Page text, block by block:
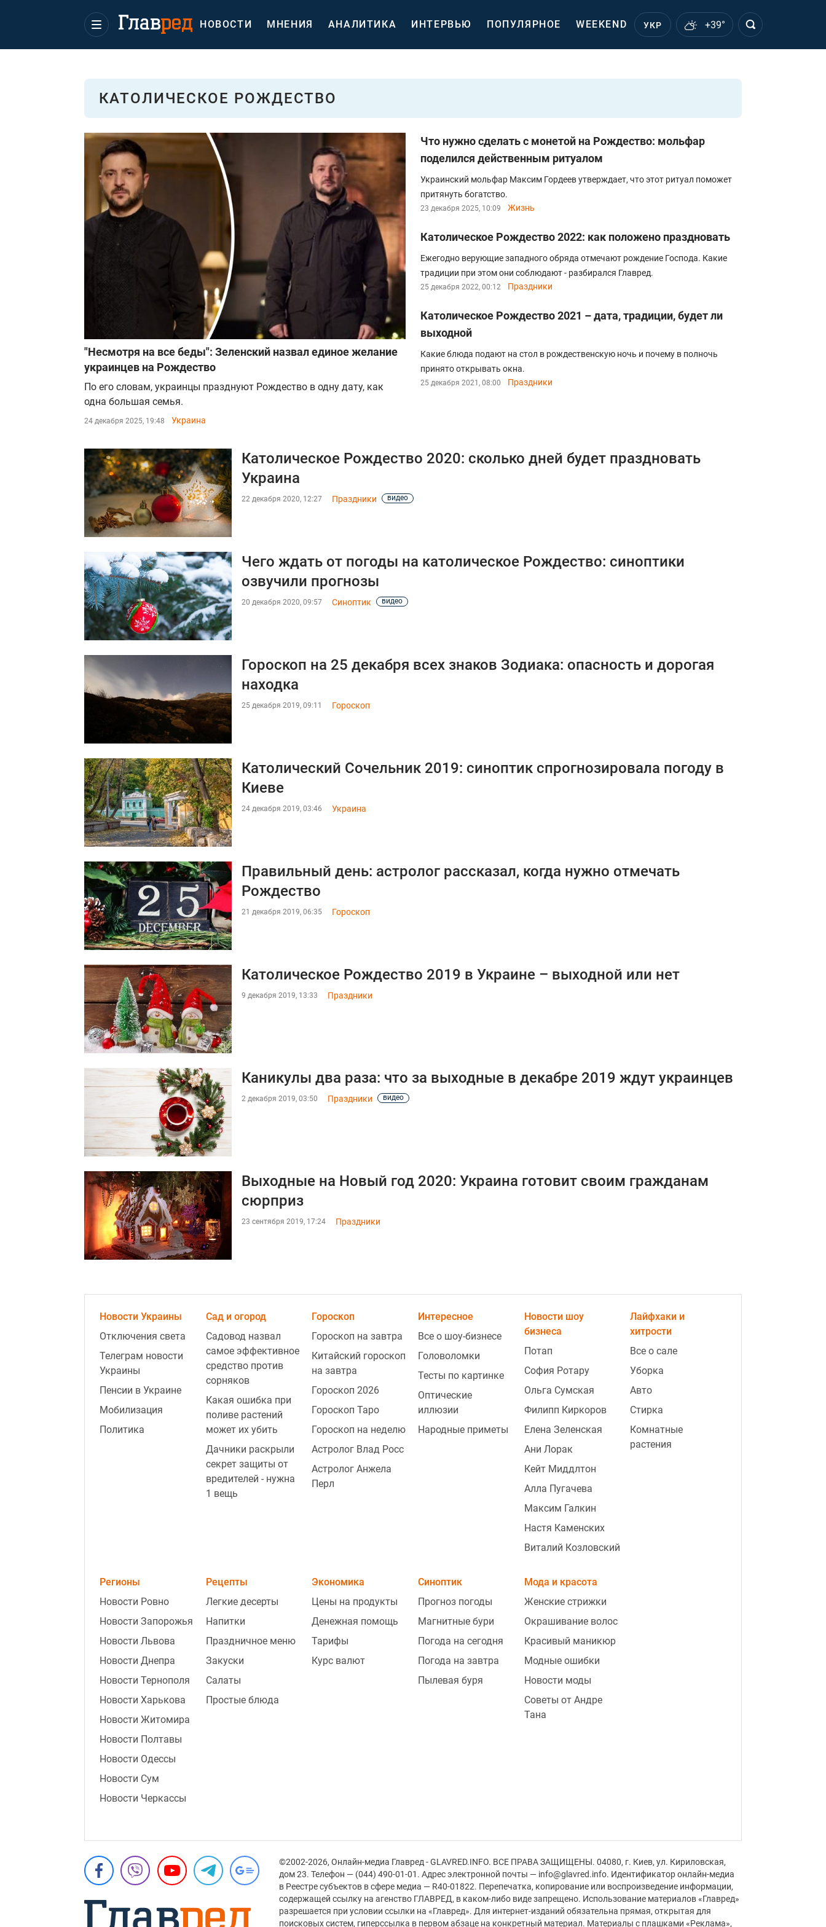
НОВОСТИ МНЕНИЯ АНАЛИТИКА ИНТЕРВЬЮ ПОПУЛЯРНОЕ WEEKEND УКР +39°
КАТОЛИЧЕСКОЕ РОЖДЕСТВО
"Несмотря на все беды": Зеленский назвал единое желание
украинцев на Рождество
По его словам, украинцы празднуют Рождество в одну дату, как
одна большая семья.
24 декабря 2025, 19:48 Украина
Что нужно сделать с монетой на Рождество: мольфар
поделился действенным ритуалом
Украинский мольфар Максим Гордеев утверждает, что этот ритуал поможет
притянуть богатство.
23 декабря 2025, 10:09 Жизнь
Католическое Рождество 2022: как положено праздновать
Ежегодно верующие западного обряда отмечают рождение Господа. Какие
традиции при этом они соблюдают - разбирался Главред.
25 декабря 2022, 00:12 Праздники
Католическое Рождество 2021 – дата, традиции, будет ли
выходной
Какие блюда подают на стол в рождественскую ночь и почему в полночь
принято открывать окна.
25 декабря 2021, 08:00 Праздники
Католическое Рождество 2020: сколько дней будет праздновать
Украина
22 декабря 2020, 12:27 Праздники видео
Чего ждать от погоды на католическое Рождество: синоптики
озвучили прогнозы
20 декабря 2020, 09:57 Синоптик видео
Гороскоп на 25 декабря всех знаков Зодиака: опасность и дорогая
находка
25 декабря 2019, 09:11 Гороскоп
Католический Сочельник 2019: синоптик спрогнозировала погоду в
Киеве
24 декабря 2019, 03:46 Украина
Правильный день: астролог рассказал, когда нужно отмечать
Рождество
21 декабря 2019, 06:35 Гороскоп
Католическое Рождество 2019 в Украине – выходной или нет
9 декабря 2019, 13:33 Праздники
Каникулы два раза: что за выходные в декабре 2019 ждут украинцев
2 декабря 2019, 03:50 Праздники видео
Выходные на Новый год 2020: Украина готовит своим гражданам
сюрприз
23 сентября 2019, 17:24 Праздники
Новости Украины
Отключения света
Телеграм новости
Украины
Пенсии в Украине
Мобилизация
Политика
Сад и огород
Садовод назвал
самое эффективное
средство против
сорняков
Какая ошибка при
поливе растений
может их убить
Дачники раскрыли
секрет защиты от
вредителей - нужна
1 вещь
Гороскоп
Гороскоп на завтра
Китайский гороскоп
на завтра
Гороскоп 2026
Гороскоп Таро
Гороскоп на неделю
Астролог Влад Росс
Астролог Анжела
Перл
Интересное
Все о шоу-бизнесе
Головоломки
Тесты по картинке
Оптические
иллюзии
Народные приметы
Новости шоу
бизнеса
Потап
София Ротару
Ольга Сумская
Филипп Киркоров
Елена Зеленская
Ани Лорак
Кейт Миддлтон
Алла Пугачева
Максим Галкин
Настя Каменских
Виталий Козловский
Лайфхаки и
хитрости
Все о сале
Уборка
Авто
Стирка
Комнатные
растения
Регионы
Новости Ровно
Новости Запорожья
Новости Львова
Новости Днепра
Новости Тернополя
Новости Харькова
Новости Житомира
Новости Полтавы
Новости Одессы
Новости Сум
Новости Черкассы
Рецепты
Легкие десерты
Напитки
Праздничное меню
Закуски
Салаты
Простые блюда
Экономика
Цены на продукты
Денежная помощь
Тарифы
Курс валют
Синоптик
Прогноз погоды
Магнитные бури
Погода на сегодня
Погода на завтра
Пылевая буря
Мода и красота
Женские стрижки
Окрашивание волос
Красивый маникюр
Модные ошибки
Новости моды
Советы от Андре
Тана
©2002-2026, Онлайн-медиа Главред - GLAVRED.INFO. ВСЕ ПРАВА ЗАЩИЩЕНЫ. 04080, г. Киев, ул. Кириловская,
дом 23. Телефон — (044) 490-01-01. Адрес электронной почты — info@glavred.info. Идентификатор онлайн-медиа
в Реестре cубъектов в сфере медиа — R40-01822. Перепечатка, копирование или воспроизведение информации,
содержащей ссылку на агенство ГЛАВРЕД, в каком-либо виде запрещено. Использование материалов «Главред»
разрешается при условии ссылки на «Главред». Для интернет-изданий обязательна прямая, открытая для
поисковых систем, гиперссылка в первом абзаце на конкретный материал. Материалы с плашками «Реклама»,